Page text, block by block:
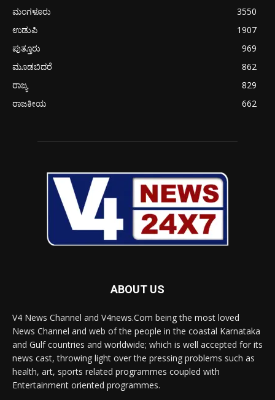
ಮಂಗಳೂರು
3550
ಉಡುಪಿ
1907
ಪುತ್ತೂರು
969
ಮೂಡಬಿದರೆ
862
ರಾಜ್ಯ
829
ರಾಜಕೀಯ
662
ABOUT US
V4 News Channel and V4news.Com being the most loved
News Channel and web of the people in the coastal Karnataka
and Gulf countries and worldwide; which is well accepted for its
news cast, throwing light over the pressing problems such as
health, art, sports related programmes coupled with
Entertainment oriented programmes.